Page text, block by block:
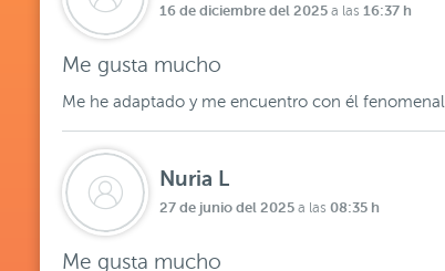
16 de diciembre del 2025 a las 16:37 h
Me gusta mucho
Me he adaptado y me encuentro con él fenomenal.
Nuria L
27 de junio del 2025 a las 08:35 h
Me gusta mucho